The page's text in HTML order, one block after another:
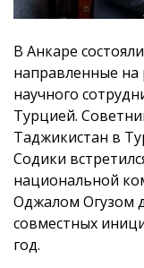
В Анкаре
направленные на
научного
Турцией.
Таджикистан в
Содики
национальной
Оджалом Огузом
совместных
год.